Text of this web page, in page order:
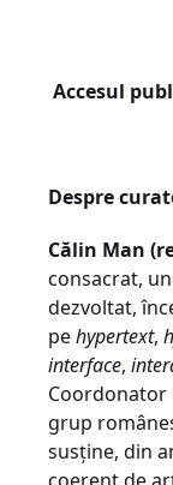
Accesul
Despre
Călin Man
consacrat,
dezvoltat,
pehypertext,
interface,
Coordonator
grup
susține, din